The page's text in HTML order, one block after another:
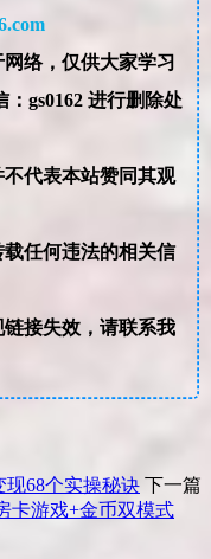
络，仅供大家学习
进行删除处
代表本站赞同其观
任何违法的相关信
接失效，请联系我
现68个实操秘诀 下一篇
卡游戏+金币双模式